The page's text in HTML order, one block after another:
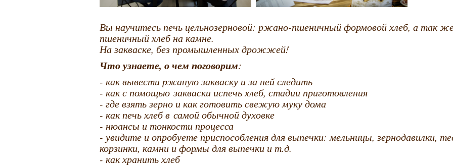
Вы научитесь печь цельнозерновой: ржано-пшеничный формовой хлеб, а так
пшеничный хлеб на камне.
На закваске, без промышленных дрожжей!
Что узнаете, о чем поговорим:
- как вывести ржаную закваску и за ней следить
- как с помощью закваски испечь хлеб, стадии приготовления
- где взять зерно и как готовить свежую муку дома
- как печь хлеб в самой обычной духовке
- нюансы и тонкости процесса
- увидите и опробуете приспособления для выпечки: мельницы, зернодавилки,
корзинки, камни и формы для выпечки и т.д.
- как хранить хлеб